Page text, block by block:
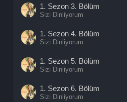
1. Sezon 3. Bölüm
Sizi Dinliyorum
1. Sezon 4. Bölüm
Sizi Dinliyorum
1. Sezon 5. Bölüm
Sizi Dinliyorum
1. Sezon 6. Bölüm
Sizi Dinliyorum